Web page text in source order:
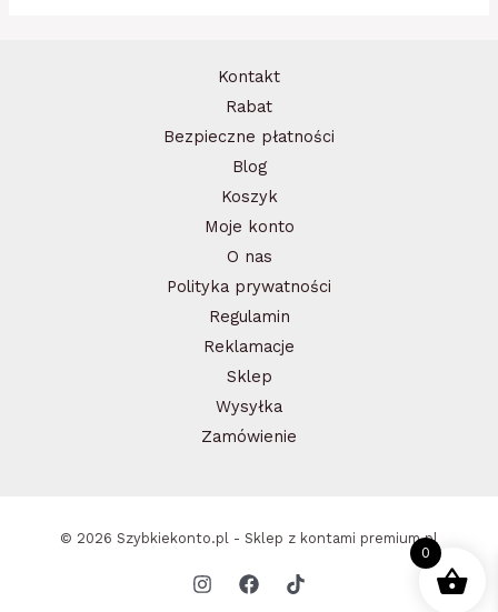
Kontakt
Rabat
Bezpieczne płatności
Blog
Koszyk
Moje konto
O nas
Polityka prywatności
Regulamin
Reklamacje
Sklep
Wysyłka
Zamówienie
© 2026 Szybkiekonto.pl - Sklep z kontami premium.pl
0